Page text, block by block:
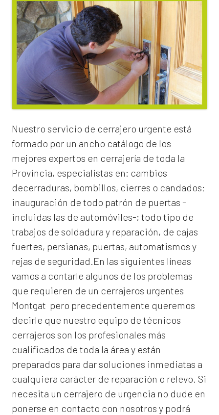
Nuestro servicio de cerrajero urgente está
formado por un ancho catálogo de los
mejores expertos en cerrajería de toda la
Provincia, especialistas en: cambios
decerraduras, bombillos, cierres o candados;
inauguración de todo patrón de puertas -
incluidas las de automóviles-; todo tipo de
trabajos de soldadura y reparación, de cajas
fuertes, persianas, puertas, automatismos y
rejas de seguridad.En las siguientes líneas
vamos a contarle algunos de los problemas
que requieren de un cerrajeros urgentes
Montgat pero precedentemente queremos
decirle que nuestro equipo de técnicos
cerrajeros son los profesionales más
cualificados de toda la área y están
preparados para dar soluciones inmediatas a
cualquiera carácter de reparación o relevo. Si
necesita un cerrajero de urgencia no dude en
ponerse en contacto con nosotros y podrá